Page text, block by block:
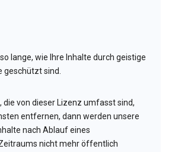
lange, wie Ihre Inhalte durch geistige
geschützt sind.
die von dieser Lizenz umfasst sind,
entfernen, dann werden unsere
nach Ablauf eines
nicht mehr öffentlich